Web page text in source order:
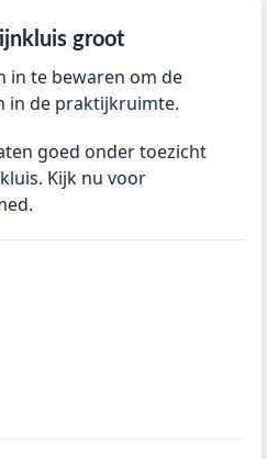
groot
in te bewaren om de
in de praktijkruimte.
goed onder toezicht
Kijk nu voor